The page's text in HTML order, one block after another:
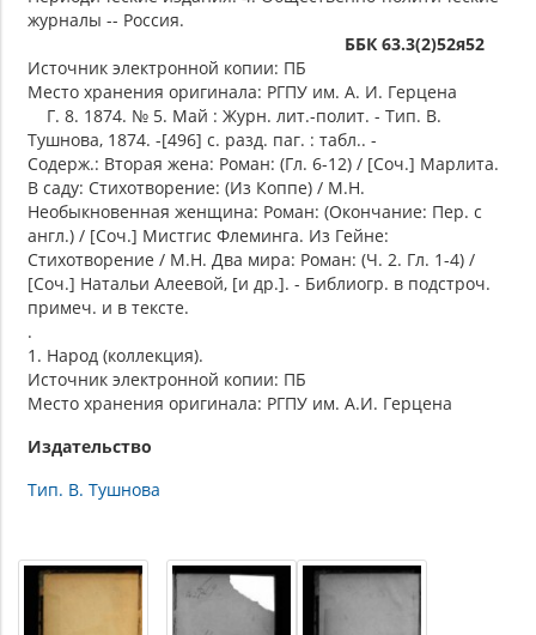
журналы -- Россия.
ББК 63.3(2)52я52
Источник электронной копии: ПБ
Место хранения оригинала: РГПУ им. А. И. Герцена
Г. 8. 1874. № 5. Май : Журн. лит.-полит. - Тип. В.
Тушнова, 1874. -[496] с. разд. паг. : табл.. -
Содерж.: Вторая жена: Роман: (Гл. 6-12) / [Соч.] Марлита.
В саду: Стихотворение: (Из Коппе) / М.Н.
Необыкновенная женщина: Роман: (Окончание: Пер. с
англ.) / [Соч.] Мистгис Флеминга. Из Гейне:
Стихотворение / М.Н. Два мира: Роман: (Ч. 2. Гл. 1-4) /
[Соч.] Натальи Алеевой, [и др.]. - Библиогр. в подстроч.
примеч. и в тексте.
.
1. Народ (коллекция).
Источник электронной копии: ПБ
Место хранения оригинала: РГПУ им. А.И. Герцена
Издательство
Тип. В. Тушнова